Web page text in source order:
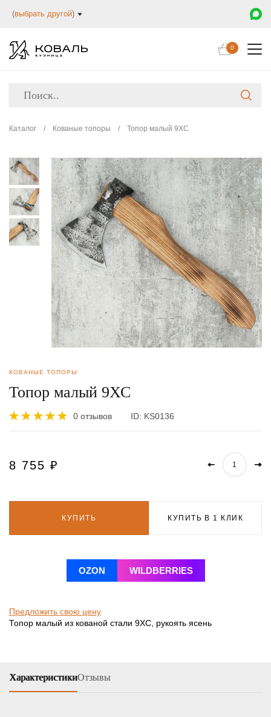
(выбрать другой)
0
Каталог / Кованые топоры / Топор малый 9ХС
КОВАНЫЕ ТОПОРЫ
Топор малый 9ХС
0 отзывов ID: KS0136
8 755 ₽
КУПИТЬ КУПИТЬ В 1 КЛИК
OZON WILDBERRIES
Предложить свою цену
Топор малый из кованой стали 9ХС, рукоять ясень
ХарактеристикиОтзывы